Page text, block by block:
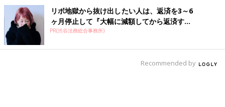
リボ地獄から抜け出したい人は、返済を3～6
ヶ月停止して『大幅に減額してから返済す...
PR(渋谷法務総合事務所)
Recommended by